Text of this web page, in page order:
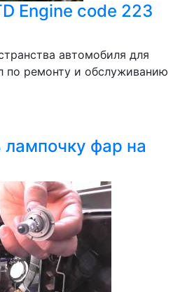
Engine code 223
автомобиля для
по ремонту и обслуживанию
лампочку фар на